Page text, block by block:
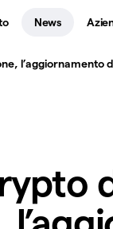
News
l’aggiornamento